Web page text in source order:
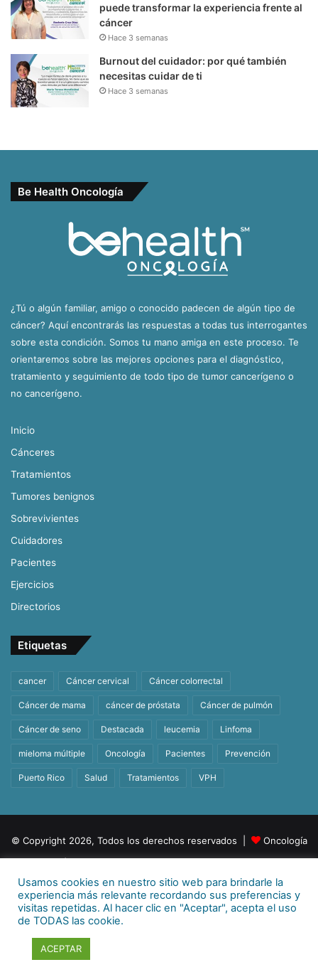
puede transformar la experiencia frente al
cáncer
Hace 3 semanas
Burnout del cuidador: por qué también
necesitas cuidar de ti
Hace 3 semanas
Be Health Oncología
¿Tú o algún familiar, amigo o conocido padecen de algún tipo de
cáncer? Aquí encontrarás las respuestas a todas tus interrogantes
sobre esta condición. Somos tu mano amiga en este proceso. Te
orientaremos sobre las mejores opciones para el diagnóstico,
tratamiento y seguimiento de todo tipo de tumor cancerígeno o
no cancerígeno.
Inicio
Cánceres
Tratamientos
Tumores benignos
Sobrevivientes
Cuidadores
Pacientes
Ejercicios
Directorios
Etiquetas
cancer Cáncer cervical Cáncer colorrectal
Cáncer de mama cáncer de próstata Cáncer de pulmón
Cáncer de seno Destacada leucemia Linfoma
mieloma múltiple Oncología Pacientes Prevención
Puerto Rico Salud Tratamientos VPH
© Copyright 2026, Todos los derechos reservados |
Oncología
Para más información
E-mail:info@behealthpr.com
FacebookTwitter
Usamos cookies en nuestro sitio web para brindarle la
experiencia más relevante recordando sus preferencias y
visitas repetidas. Al hacer clic en "Aceptar", acepta el uso
de TODAS las cookie.
ACEPTAR